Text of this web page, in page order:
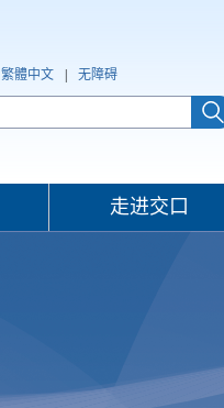
繁體中文 无障碍
走进交口